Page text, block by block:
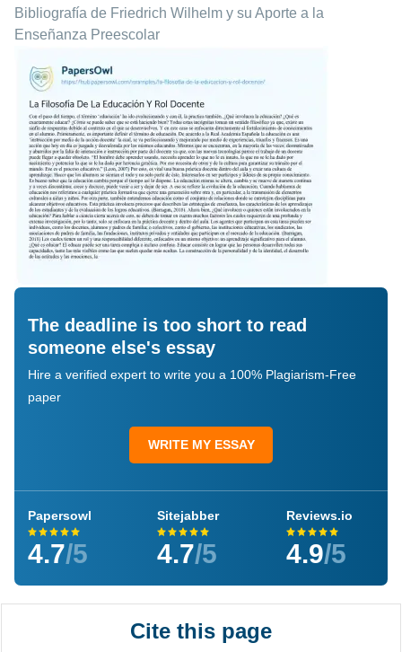
Bibliografía de Friedrich Wilhelm y su Aporte a la
Enseñanza Preescolar
The deadline is too short to read
someone else's essay
Hire a verified expert to write you a 100% Plagiarism-Free
paper
WRITE MY ESSAY
Papersowl
4.7/5
Sitejabber
4.7/5
Reviews.io
4.9/5
Cite this page